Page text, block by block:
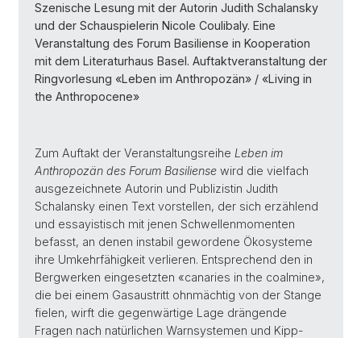
Szenische Lesung mit der Autorin Judith Schalansky
und der Schauspielerin Nicole Coulibaly. Eine
Veranstaltung des Forum Basiliense in Kooperation
mit dem Literaturhaus Basel. Auftaktveranstaltung der
Ringvorlesung «Leben im Anthropozän» / «Living in
the Anthropocene»
Zum Auftakt der Veranstaltungsreihe Leben im
Anthropozän des Forum Basiliense wird die vielfach
ausgezeichnete Autorin und Publizistin Judith
Schalansky einen Text vorstellen, der sich erzählend
und essayistisch mit jenen Schwellenmomenten
befasst, an denen instabil gewordene Ökosysteme
ihre Umkehrfähigkeit verlieren. Entsprechend den in
Bergwerken eingesetzten «canaries in the coalmine»,
die bei einem Gasaustritt ohnmächtig von der Stange
fielen, wirft die gegenwärtige Lage drängende
Fragen nach natürlichen Warnsystemen und Kipp-